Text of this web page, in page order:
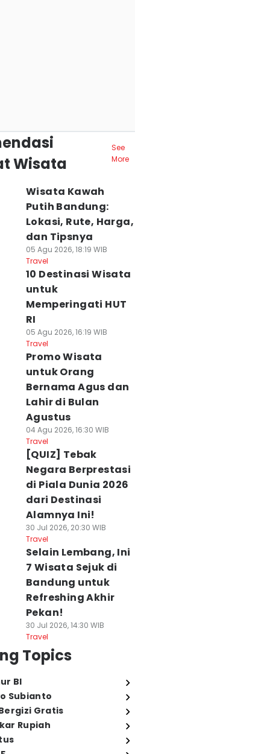
Wisata
See
More
Wisata Kawah
Putih Bandung:
Lokasi, Rute, Harga,
dan Tipsnya
05 Agu 2026, 18:19 WIB
Travel
10 Destinasi Wisata
untuk
Memperingati HUT
RI
05 Agu 2026, 16:19 WIB
Travel
Promo Wisata
untuk Orang
Bernama Agus dan
Lahir di Bulan
Agustus
04 Agu 2026, 16:30 WIB
Travel
[QUIZ] Tebak
Negara Berprestasi
di Piala Dunia 2026
dari Destinasi
Alamnya Ini!
30 Jul 2026, 20:30 WIB
Travel
Selain Lembang, Ini
7 Wisata Sejuk di
Bandung untuk
Refreshing Akhir
Pekan!
30 Jul 2026, 14:30 WIB
Travel
Topics
BI
Subianto
Gratis
Rupiah